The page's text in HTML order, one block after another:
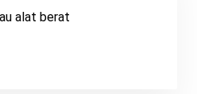
alat berat